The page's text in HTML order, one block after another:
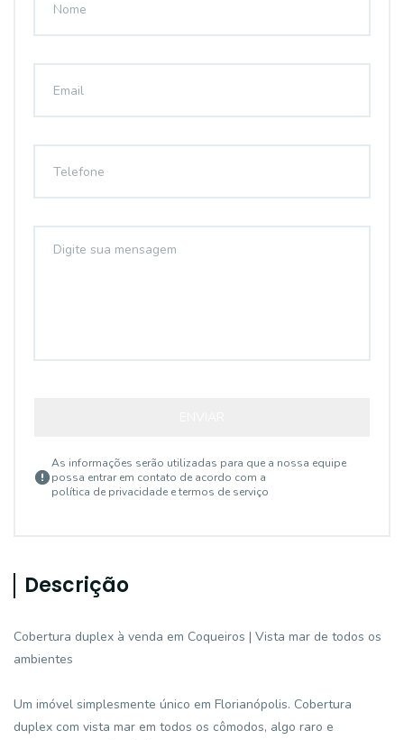
As informações serão utilizadas para que a nossa equipe
possa entrar em contato de acordo com a
política de privacidade e termos de serviço
Descrição
Cobertura duplex à venda em Coqueiros | Vista mar de todos os
ambientes
Um imóvel simplesmente único em Florianópolis. Cobertura
duplex com vista mar em todos os cômodos, algo raro e